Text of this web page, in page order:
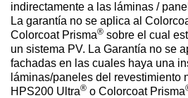
indirectamente a las láminas /
La garantía no se aplica al
Colorcoat Prisma® sobre el cual
un sistema PV. La Garantía no se
fachadas en las cuales haya una
láminas/paneles del revestimiento
HPS200 Ultra® o Colorcoat Prisma